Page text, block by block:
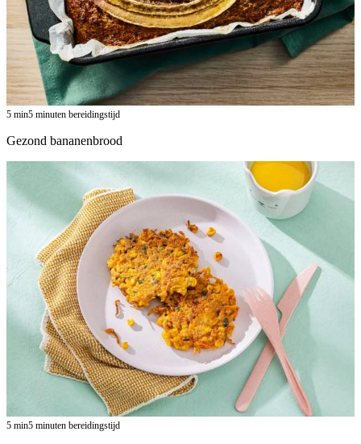
5 min5 minuten bereidingstijd
Gezond bananenbrood
5 min5 minuten bereidingstijd